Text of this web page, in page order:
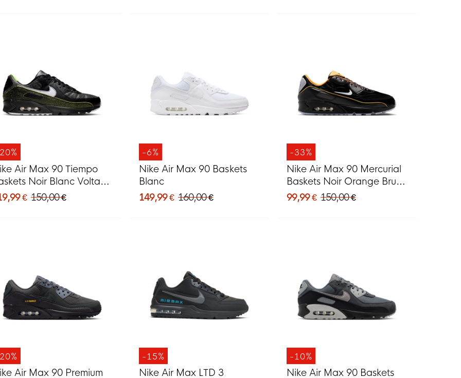
Air Max 90 Tiempo
Noir Blanc Voltage
€ 150,00 €
-6%
Nike Air Max 90 Baskets
Blanc
149,99 € 160,00 €
-33%
Nike Air Max 90 Mercurial
Baskets Noir Orange Brun
Gris Argenté
99,99 € 150,00 €
Air Max 90 Premium
-15%
Nike Air Max LTD 3
-10%
Nike Air Max 90 Baskets